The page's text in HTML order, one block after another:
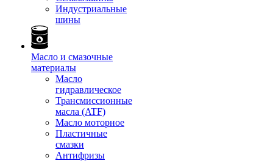
Индустриальные
шины
Масло и смазочные
материалы
Масло
гидравлическое
Трансмиссионные
масла (ATF)
Масло моторное
Пластичные
смазки
Антифризы